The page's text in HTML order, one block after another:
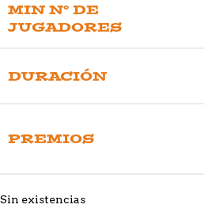
MIN Nº DE
JUGADORES
DURACIÓN
PREMIOS
Sin existencias